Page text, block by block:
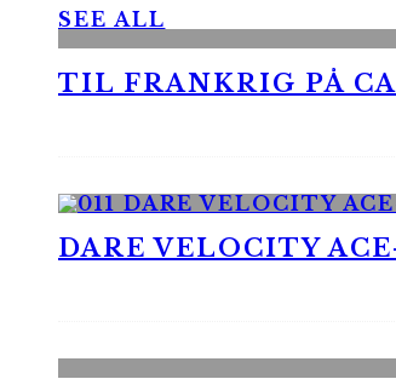
SEE ALL
TIL FRANKRIG PÅ
DARE VELOCITY